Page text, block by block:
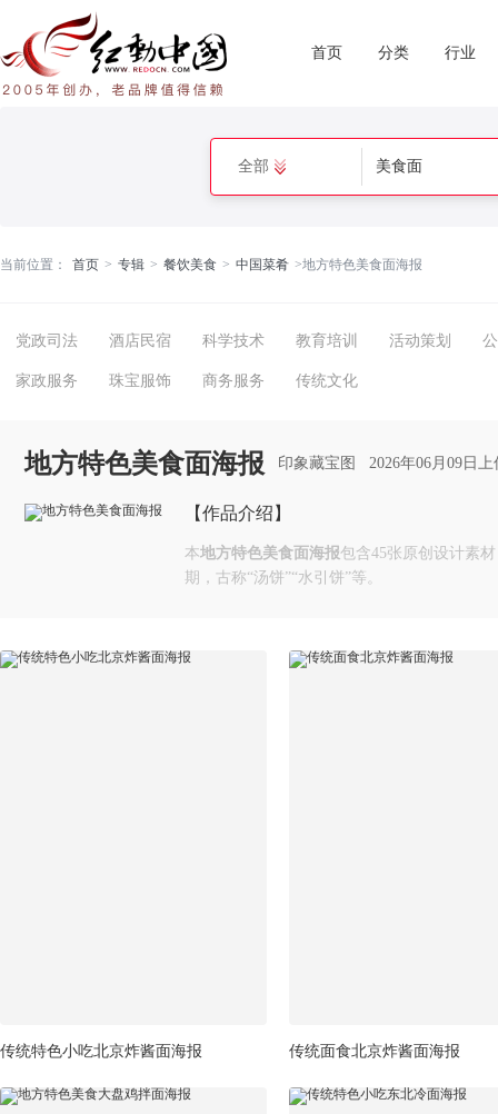
首页 分类 行业
全部
当前位置： 首页 > 专辑 > 餐饮美食 > 中国菜肴 >地方特色美食面海报
党政司法 酒店民宿 科学技术 教育培训 活动策划
家政服务 珠宝服饰 商务服务 传统文化
地方特色美食面海报 印象藏宝图 2026年06月09日上
【作品介绍】
本地方特色美食面海报包含45张原创设计素
期，古称“汤饼”“水引饼”等。
传统特色小吃北京炸酱面海报 传统面食北京炸酱面海报